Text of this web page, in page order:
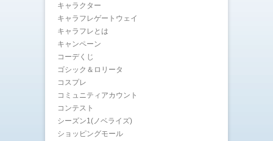
キャラクター
キャラフレゲートウェイ
キャラフレとは
キャンペーン
コーデくじ
ゴシック＆ロリータ
コスプレ
コミュニティアカウント
コンテスト
シーズン1(ノベライズ)
ショッピングモール